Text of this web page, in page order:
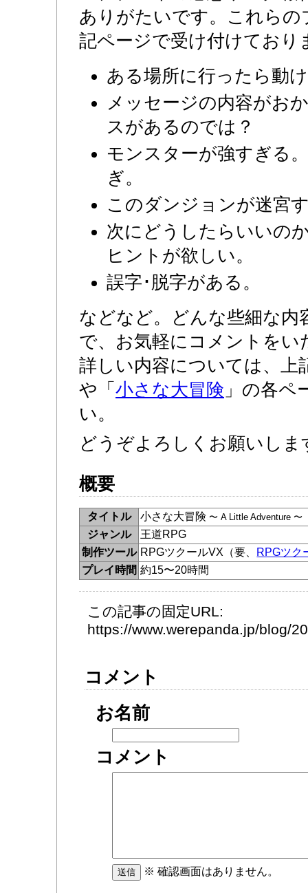
ありがたいです。これら
記ページで受け付けており
ある場所に行ったら動
メッセージの内容がお
スがあるのでは？
モンスターが強すぎる
ぎ。
このダンジョンが迷宮
次にどうしたらいいの
ヒントが欲しい。
誤字･脱字がある。
などなど。どんな些細な内
で、お気軽にコメントを
詳しい内容については、上
や「 小さな大冒険 」の各ペ
い。
どうぞよろしくお願いしま
概要
タイトル 小さな大冒険〜 A Little Adventure 〜
ジャンル
王道RPG
制作ツール RPGツクールVX（要、 RPGツク
プレイ時間 約15〜20時間
この記事の固定URL:
https://www.werepanda.jp/blog/
コメント
お名前
コメント
※ 確認画面はありません。